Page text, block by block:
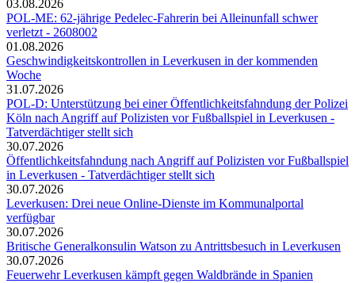
03.08.2026
POL-ME: 62-jährige Pedelec-Fahrerin bei Alleinunfall schwer
verletzt - 2608002
01.08.2026
Geschwindigkeitskontrollen in Leverkusen in der kommenden
Woche
31.07.2026
POL-D: Unterstützung bei einer Öffentlichkeitsfahndung der Polizei
Köln nach Angriff auf Polizisten vor Fußballspiel in Leverkusen -
Tatverdächtiger stellt sich
30.07.2026
Öffentlichkeitsfahndung nach Angriff auf Polizisten vor Fußballspiel
in Leverkusen - Tatverdächtiger stellt sich
30.07.2026
Leverkusen: Drei neue Online-Dienste im Kommunalportal
verfügbar
30.07.2026
Britische Generalkonsulin Watson zu Antrittsbesuch in Leverkusen
30.07.2026
Feuerwehr Leverkusen kämpft gegen Waldbrände in Spanien